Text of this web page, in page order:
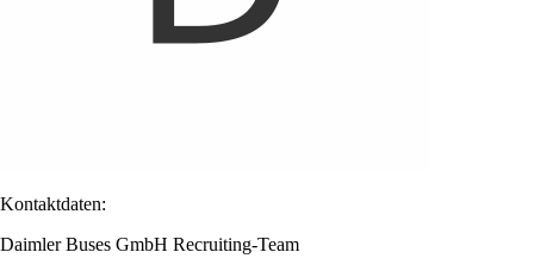
Kontaktdaten:
Daimler Buses GmbH Recruiting-Team